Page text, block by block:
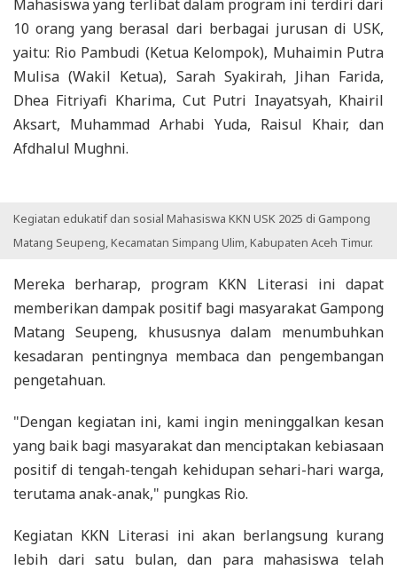
Mahasiswa yang terlibat dalam program ini terdiri dari
10 orang yang berasal dari berbagai jurusan di USK,
yaitu: Rio Pambudi (Ketua Kelompok), Muhaimin Putra
Mulisa (Wakil Ketua), Sarah Syakirah, Jihan Farida,
Dhea Fitriyafi Kharima, Cut Putri Inayatsyah, Khairil
Aksart, Muhammad Arhabi Yuda, Raisul Khair, dan
Afdhalul Mughni.
Kegiatan edukatif dan sosial Mahasiswa KKN USK 2025 di Gampong
Matang Seupeng, Kecamatan Simpang Ulim, Kabupaten Aceh Timur.
Mereka berharap, program KKN Literasi ini dapat
memberikan dampak positif bagi masyarakat Gampong
Matang Seupeng, khususnya dalam menumbuhkan
kesadaran pentingnya membaca dan pengembangan
pengetahuan.
"Dengan kegiatan ini, kami ingin meninggalkan kesan
yang baik bagi masyarakat dan menciptakan kebiasaan
positif di tengah-tengah kehidupan sehari-hari warga,
terutama anak-anak," pungkas Rio.
Kegiatan KKN Literasi ini akan berlangsung kurang
lebih dari satu bulan, dan para mahasiswa telah